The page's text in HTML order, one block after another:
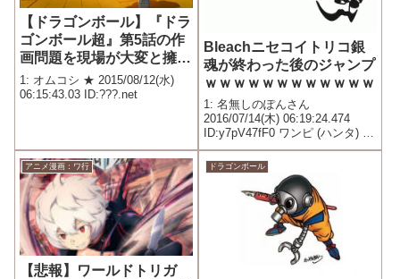
【ドラゴンボール】『ドラ
ゴンボール超』第5話の作
画問題を現場が大変と擁護
する声に非難の嵐
1: オムコシ ★ 2015/08/12(水)
06:15:43.03 ID:???.net
Bleachニセコイトリコ銀
魂が終わった後のジャンプ
ｗｗｗｗｗｗｗｗｗｗｗｗ
1: 名無しのぽんさん
2016/07/14(木) 06:19:24.474
ID:y7pV47fF0 ワンピ (ハンタ) ハ
イキュー 僕ヒデ ソーマ ワート
リ こち亀 ブラクロ ゆらぎ 斉木
磯部 相撲 背筋 左門
アニメ漫画：ワ行
【悲報】ワールドトリガ
ドラゴンボール